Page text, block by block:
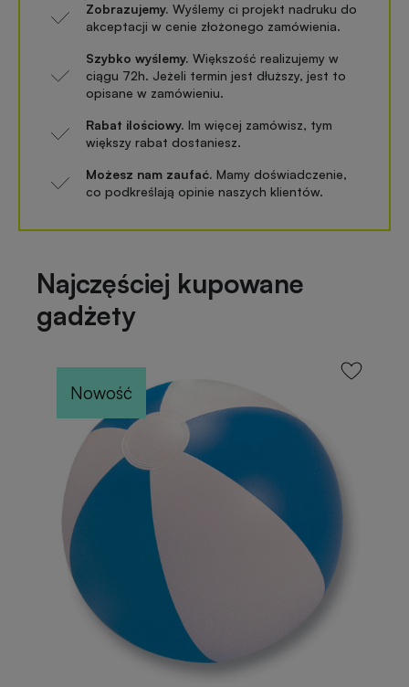
Zobrazujemy. Wyślemy ci projekt nadruku do
akceptacji w cenie złożonego zamówienia.
Szybko wyślemy. Większość realizujemy w
ciągu 72h. Jeżeli termin jest dłuższy, jest to
opisane w zamówieniu.
Rabat ilościowy. Im więcej zamówisz, tym
większy rabat dostaniesz.
Możesz nam zaufać. Mamy doświadczenie,
co podkreślają opinie naszych klientów.
Najczęściej kupowane
gadżety
Nowość